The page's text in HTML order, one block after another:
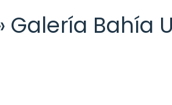
Galería Bahía